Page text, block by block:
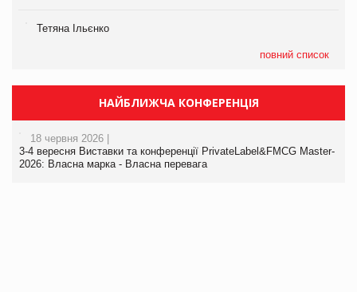
Тетяна Ільєнко
повний список
НАЙБЛИЖЧА КОНФЕРЕНЦІЯ
18 червня 2026 |
3-4 вересня Виставки та конференції PrivateLabel&FMCG Master-
2026: Власна марка - Власна перевага